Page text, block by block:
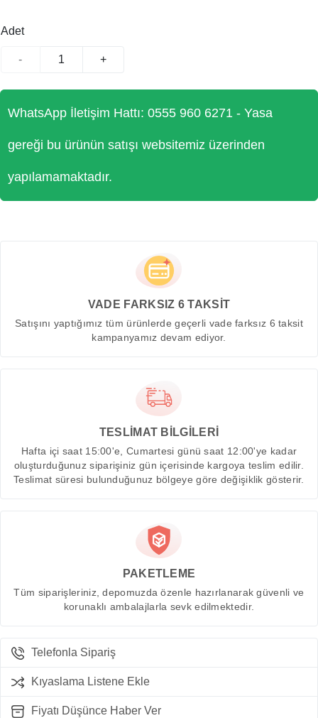
Adet
- +
WhatsApp İletişim Hattı: 0555 960 6271 - Yasa
gereği bu ürünün satışı websitemiz üzerinden
yapılamamaktadır.
VADE FARKSIZ 6 TAKSİT
Satışını yaptığımız tüm ürünlerde geçerli vade farksız 6 taksit
kampanyamız devam ediyor.
TESLİMAT BİLGİLERİ
Hafta içi saat 15:00'e, Cumartesi günü saat 12:00'ye kadar
oluşturduğunuz siparişiniz gün içerisinde kargoya teslim edilir.
Teslimat süresi bulunduğunuz bölgeye göre değişiklik gösterir.
PAKETLEME
Tüm siparişleriniz, depomuzda özenle hazırlanarak güvenli ve
korunaklı ambalajlarla sevk edilmektedir.
Telefonla Sipariş
Kıyaslama Listene Ekle
Fiyatı Düşünce Haber Ver